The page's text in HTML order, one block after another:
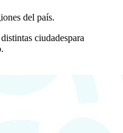
del país.
ciudadespara